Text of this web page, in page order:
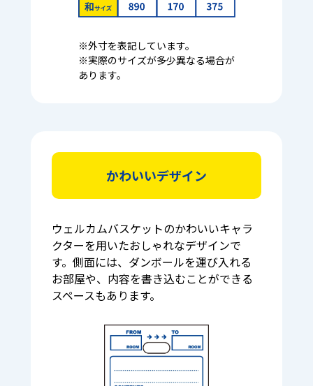
※外寸を表記しています。
※実際のサイズが多少異なる場合が
あります。
かわいいデザイン
ウェルカムバスケットのかわいいキャラ
クターを用いたおしゃれなデザインで
す。側面には、ダンボールを運び入れる
お部屋や、内容を書き込むことができる
スペースもあります。